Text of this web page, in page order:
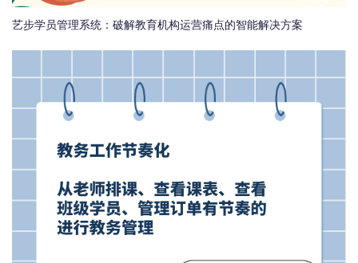
艺步学员管理系统：破解教育机构运营痛点的智能解决方案